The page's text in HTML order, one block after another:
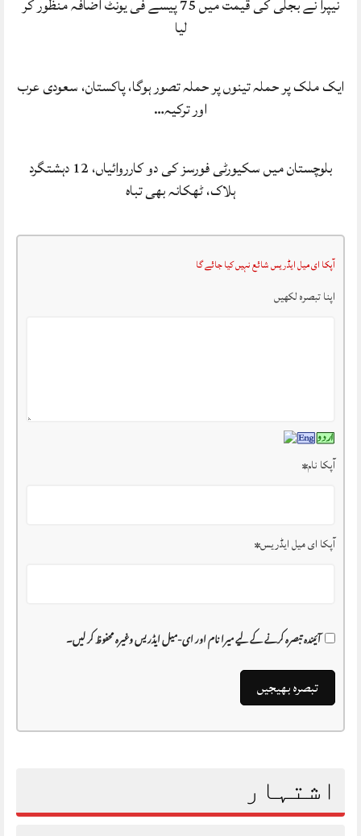
لیا
ایک ملک پر حملہ تینوں پر حملہ تصور ہوگا، پاکستان، سعودی عرب
اور ترکیہ…
بلوچستان میں سکیورٹی فورسز کی دو کارروائیاں، 12 دہشتگرد
ہلاک، ٹھکانہ بھی تباہ
آپکا ای میل ایڈریس شائع نہیں کیا جائے گا
اپنا تبصرہ لکھیں
آپکا نام*
آپکا ای میل ایڈریس*
آئیندہ تبصرہ کرنے کے لیے میرا نام اور ای-میل ایڈریس وغیرہ محفوظ کر لیں۔
اشتہار